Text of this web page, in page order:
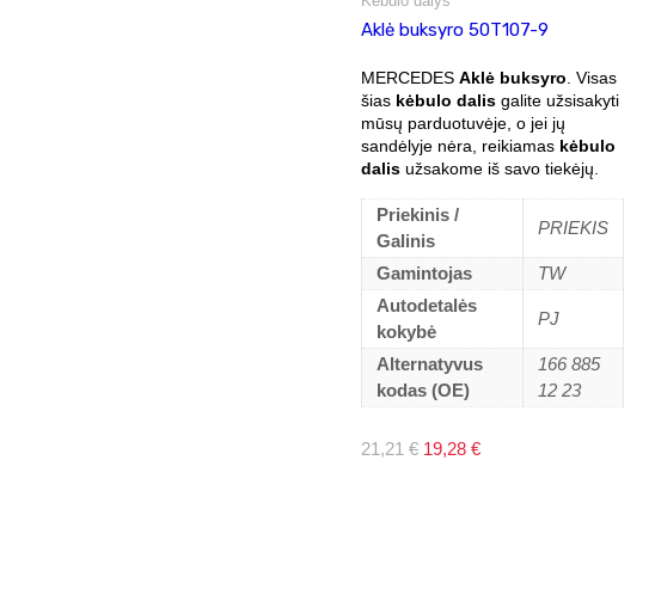
Aklė buksyro 50T107-9
MERCEDES Aklė buksyro . Visas
šias kėbulo dalis galite užsisakyti
mūsų parduotuvėje, o jei jų
sandėlyje nėra, reikiamas kėbulo
dalis užsakome iš savo tiekėjų.
Priekinis /
Galinis
PRIEKIS
Gamintojas
TW
Autodetalės
kokybė
PJ
Alternatyvus
kodas (OE)
166 885
12 23
21,21 € Original
19,28 €Current